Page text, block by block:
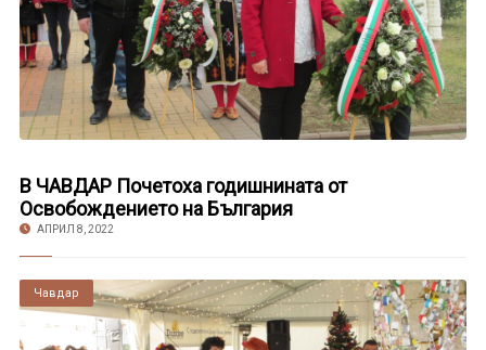
В ЧАВДАР Почетоха годишнината от
Освобождението на България
АПРИЛ 8, 2022
Чавдар